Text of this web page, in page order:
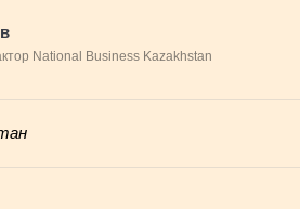
National Business Kazakhstan